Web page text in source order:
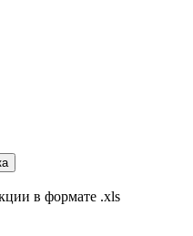
в формате .xls